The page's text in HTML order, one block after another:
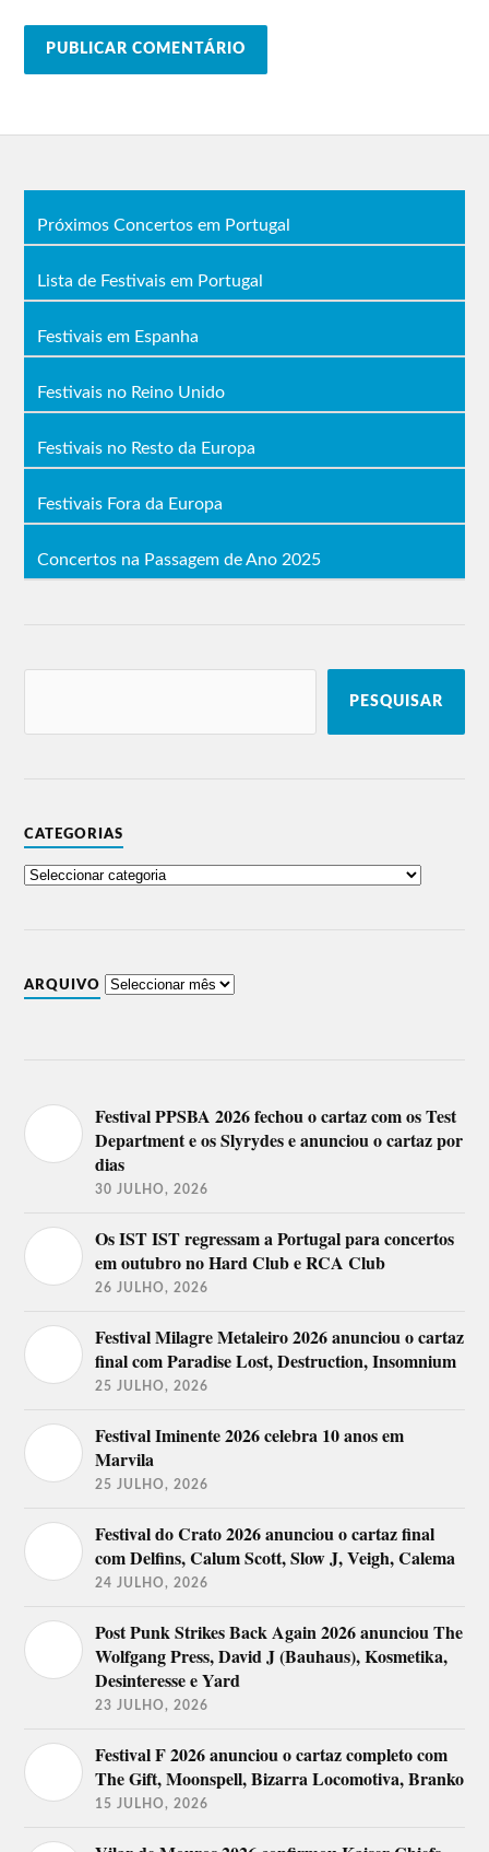
Próximos Concertos em Portugal
Lista de Festivais em Portugal
Festivais em Espanha
Festivais no Reino Unido
Festivais no Resto da Europa
Festivais Fora da Europa
Concertos na Passagem de Ano 2025
PESQUISAR
CATEGORIAS
ARQUIVO
Festival PPSBA 2026 fechou o cartaz com os Test
Department e os Slyrydes e anunciou o cartaz por
dias
30 JULHO, 2026
Os IST IST regressam a Portugal para concertos
em outubro no Hard Club e RCA Club
26 JULHO, 2026
Festival Milagre Metaleiro 2026 anunciou o cartaz
final com Paradise Lost, Destruction, Insomnium
25 JULHO, 2026
Festival Iminente 2026 celebra 10 anos em
Marvila
25 JULHO, 2026
Festival do Crato 2026 anunciou o cartaz final
com Delfins, Calum Scott, Slow J, Veigh, Calema
24 JULHO, 2026
Post Punk Strikes Back Again 2026 anunciou The
Wolfgang Press, David J (Bauhaus), Kosmetika,
Desinteresse e Yard
23 JULHO, 2026
Festival F 2026 anunciou o cartaz completo com
The Gift, Moonspell, Bizarra Locomotiva, Branko
15 JULHO, 2026